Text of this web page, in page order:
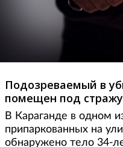
Подозреваемый в
помещен под
В Караганде в одном
припаркованных на
обнаружено тело 34-